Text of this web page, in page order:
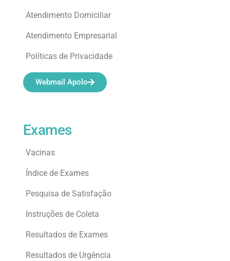
Exames
Vacinas
Índice de Exames
Pesquisa de Satisfação
Instruções de Coleta
Resultados de Exames
Resultados de Urgência
Atendimento Domiciliar
Atendimento Empresarial
Políticas de Privacidade
Webmail Apolo